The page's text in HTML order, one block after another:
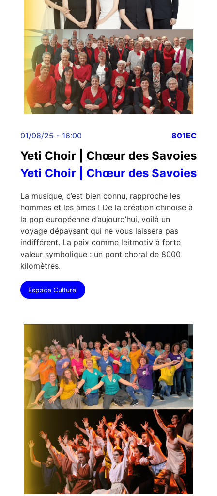
01/08/25 - 16:00 801EC
Yeti Choir | Chœur des Savoies
Yeti Choir | Chœur des Savoies
La musique, c’est bien connu, rapproche les
hommes et les âmes ! De la création chinoise à
la pop européenne d’aujourd’hui, voilà un
voyage dépaysant qui ne vous laissera pas
indifférent. La paix comme leitmotiv à forte
valeur symbolique : un pont choral de 8000
kilomètres.
Espace Culturel